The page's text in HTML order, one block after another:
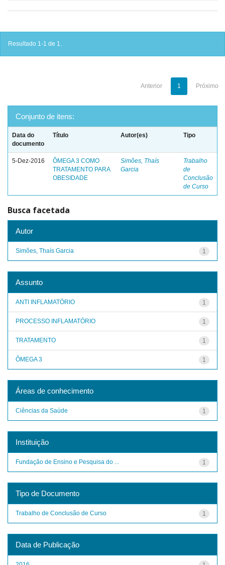
Resultado 1-1 de 1.
Anterior 1 Próximo
Conjunto de itens:
Data do
documento
Título Autor(es) Tipo
5-Dez-2016
ÔMEGA 3 COMO
TRATAMENTO PARA
OBESIDADE
Simões, Thaís
Garcia
Trabalho
de
Conclusão
de Curso
Busca facetada
Autor
1
Simões, Thaís Garcia
Assunto
1
ANTI INFLAMATÓRIO
1
PROCESSO INFLAMATÓRIO
1
TRATAMENTO
1
ÔMEGA 3
Áreas de conhecimento
1
Ciências da Saúde
Instituição
1
Fundação de Ensino e Pesquisa do ...
Tipo de Documento
1
Trabalho de Conclusão de Curso
Data de Publicação